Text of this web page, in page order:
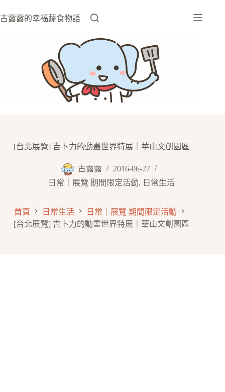
至
古露露的幸福蔬食物語
[台北展覽] 吉卜力的動畫世界特展｜華山文創園區
古露露
2016-06-27
日常｜展覽 期間限定活動, 日常生活
首頁 日常生活
日常｜展覽 期間限定活動
[台北展覽] 吉卜力的動畫世界特展｜華山文創園區